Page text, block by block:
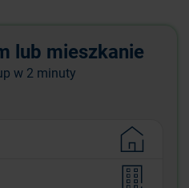
lub mieszkanie
w 2 minuty